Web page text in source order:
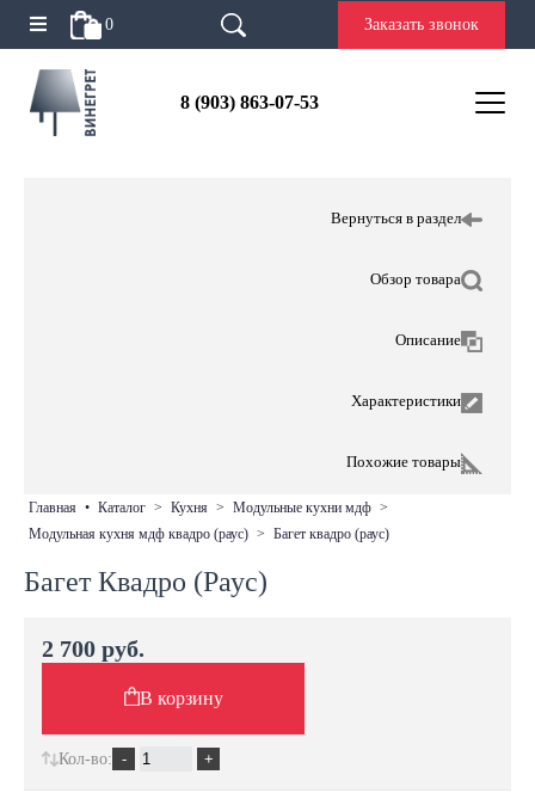
0 Заказать звонок
8 (903) 863-07-53
Вернуться в раздел
Обзор товара
Описание
Характеристики
Похожие товары
главная • каталог > кухня > модульные кухни мдф >
модульная кухня мдф квадро (раус) > багет квадро (раус)
Багет Квадро (Раус)
2 700 руб.
В корзину
Кол-во: